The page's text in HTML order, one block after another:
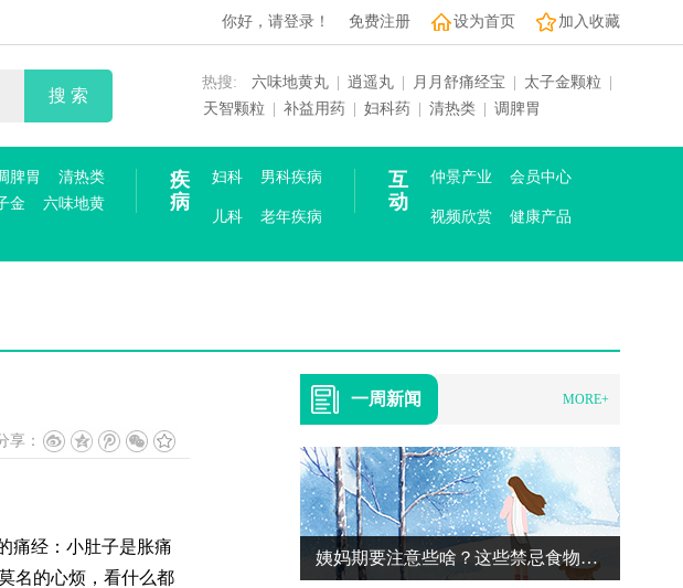
你好，请登录！ 免费注册 设为首页 加入收藏
搜 索
热搜: 六味地黄丸 逍遥丸 月月舒痛经宝 太子金颗粒
天智颗粒
补益用药 妇科药 清热类 调脾胃
脾胃
清热类
金
六味地黄
疾
病
妇科 男科疾病
儿科 老年疾病
互
动
仲景产业 会员中心
视频欣赏 健康产品
享：
痛经：小肚子是胀痛
名的心烦，看什么都
一周新闻 MORE+
姨妈期要注意些啥？这些禁忌食物尽量不碰